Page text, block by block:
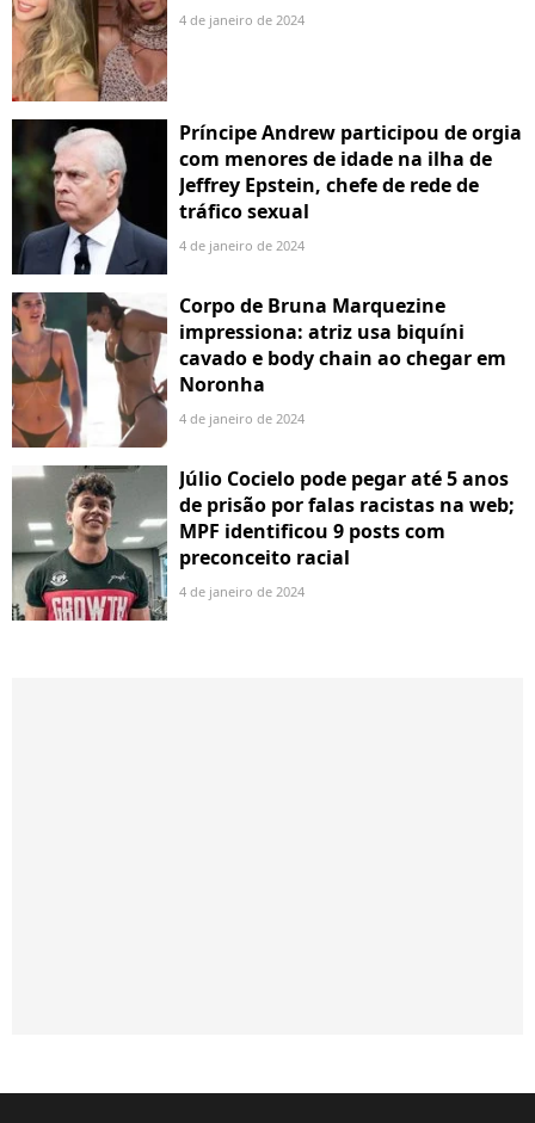
4 de janeiro de 2024
Príncipe Andrew participou de orgia
com menores de idade na ilha de
Jeffrey Epstein, chefe de rede de
tráfico sexual
4 de janeiro de 2024
Corpo de Bruna Marquezine
impressiona: atriz usa biquíni
cavado e body chain ao chegar em
Noronha
4 de janeiro de 2024
Júlio Cocielo pode pegar até 5 anos
de prisão por falas racistas na web;
MPF identificou 9 posts com
preconceito racial
4 de janeiro de 2024